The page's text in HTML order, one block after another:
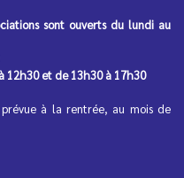
par une représentation
sont ouverts du lundi au
12h30 et de 13h30 à 17h30
à la rentrée, au mois de